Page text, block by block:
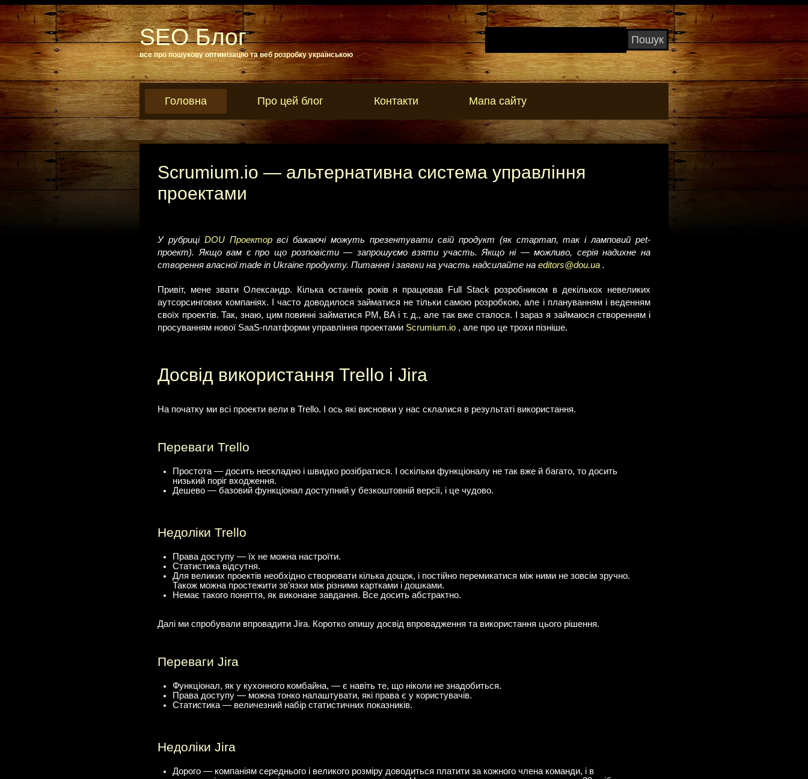
SEO Блог
все про пошукову оптимізацію та веб розробку українською
Головна Про цей блог Контакти Мапа сайту
Scrumium.io — альтернативна система управління
проектами
У рубриці DOU Проекторвсі бажаючі можуть презентувати свій продукт (як стартап, так і ламповий pet-
проект). Якщо вам є про що розповісти — запрошуємо взяти участь. Якщо ні — можливо, серія надихне на
створення власної made in Ukraine продукту. Питання і заявки на участь надсилайте на editors@dou.ua .
Привіт, мене звати Олександр. Кілька останніх років я працював Full Stack розробником в декількох невеликих
аутсорсингових компаніях. І часто доводилося займатися не тільки самою розробкою, але і плануванням і веденням
своїх проектів. Так, знаю, цим повинні займатися PM, BA і т. д., але так вже сталося. І зараз я займаюся створенням і
просуванням нової SaaS-платформи управління проектами Scrumium.io , але про це трохи пізніше.
Досвід використання Trello і Jira
На початку ми всі проекти вели в Trello. І ось які висновки у нас склалися в результаті використання.
Переваги Trello
Простота — досить нескладно і швидко розібратися. І оскільки функціоналу не так вже й багато, то досить
низький поріг входження.
Дешево — базовий функціонал доступний у безкоштовній версії, і це чудово.
Недоліки Trello
Права доступу — їх не можна настроїти.
Статистика відсутня.
Для великих проектів необхідно створювати кілька дощок, і постійно перемикатися між ними не зовсім зручно.
Також можна простежити зв'язки між різними картками і дошками.
Немає такого поняття, як виконане завдання. Все досить абстрактно.
Далі ми спробували впровадити Jira. Коротко опишу досвід впровадження та використання цього рішення.
Переваги Jira
Функціонал, як у кухонного комбайна, — є навіть те, що ніколи не знадобиться.
Права доступу — можна тонко налаштувати, які права є у користувачів.
Статистика — величезний набір статистичних показників.
Недоліки Jira
Дорого — компаніям середнього і великого розміру доводиться платити за кожного члена команди, і в